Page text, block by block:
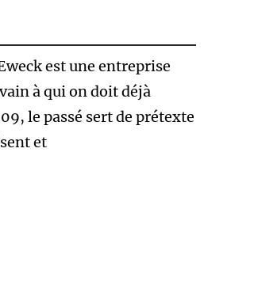
est une entreprise
à qui on doit déjà
le passé sert de prétexte
et